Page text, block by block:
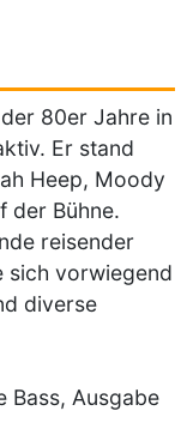
80er Jahre in
Er stand
Heep, Moody
der Bühne.
reisender
sich vorwiegend
diverse
Bass, Ausgabe